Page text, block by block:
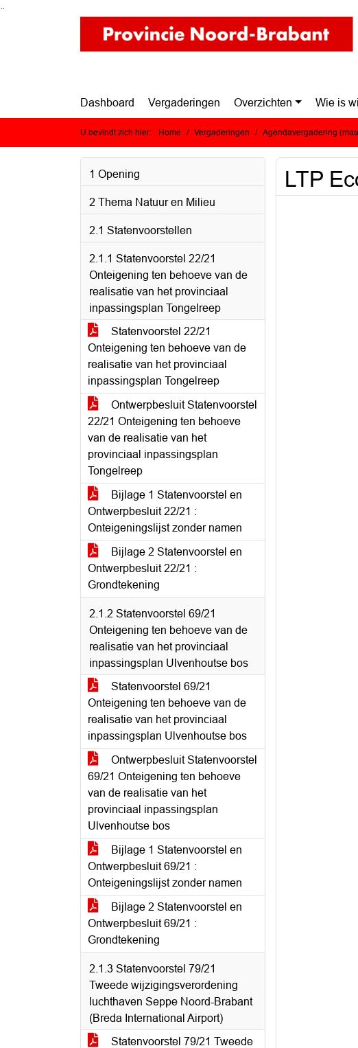
Ga naar de inhoud van deze pagina
Ga naar het zoeken
Ga naar het menu
Dashboard Vergaderingen Overzichten Wie is
U bevindt zich hier: Home Vergaderingen Agendavergadering
1 Opening
2 Thema Natuur en Milieu
2.1 Statenvoorstellen
2.1.1 Statenvoorstel 22/21
Onteigening ten behoeve van de
realisatie van het provinciaal
inpassingsplan Tongelreep
Statenvoorstel 22/21
Onteigening ten behoeve van de
realisatie van het provinciaal
inpassingsplan Tongelreep
Ontwerpbesluit Statenvoorstel
22/21 Onteigening ten behoeve
van de realisatie van het
provinciaal inpassingsplan
Tongelreep
Bijlage 1 Statenvoorstel en
Ontwerpbesluit 22/21 :
Onteigeningslijst zonder namen
Bijlage 2 Statenvoorstel en
Ontwerpbesluit 22/21 :
Grondtekening
2.1.2 Statenvoorstel 69/21
Onteigening ten behoeve van de
realisatie van het provinciaal
inpassingsplan Ulvenhoutse bos
Statenvoorstel 69/21
Onteigening ten behoeve van de
realisatie van het provinciaal
inpassingsplan Ulvenhoutse bos
Ontwerpbesluit Statenvoorstel
69/21 Onteigening ten behoeve
van de realisatie van het
provinciaal inpassingsplan
Ulvenhoutse bos
Bijlage 1 Statenvoorstel en
Ontwerpbesluit 69/21 :
Onteigeningslijst zonder namen
Bijlage 2 Statenvoorstel en
Ontwerpbesluit 69/21 :
Grondtekening
2.1.3 Statenvoorstel 79/21
Tweede wijzigingsverordening
luchthaven Seppe Noord-Brabant
(Breda International Airport)
Statenvoorstel 79/21 Tweede
LTP